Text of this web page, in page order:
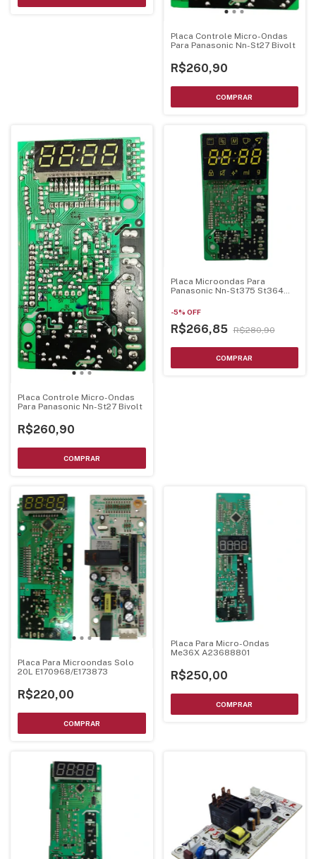
Placa Controle Micro-Ondas
Para Panasonic Nn-St27 Bivolt
R$260,90
Placa Controle Micro-Ondas
Para Panasonic Nn-St27 Bivolt
R$260,90
Placa Microondas Para
Panasonic Nn-St375 St364
-5% OFF
R$266,85 R$280,90
Placa Para Microondas Solo
20L E170968/E173873
R$220,00
Placa Para Micro-Ondas
Me36X A23688801
R$250,00